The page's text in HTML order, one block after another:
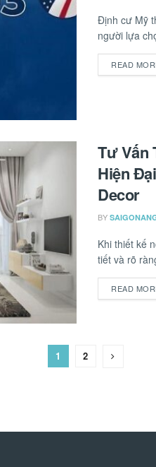
Định cư Mỹ
người lựa
READ
Tư Vấn
Hiện
Decor
BY
Khi thiết kế
tiết và rõ
READ
1 2